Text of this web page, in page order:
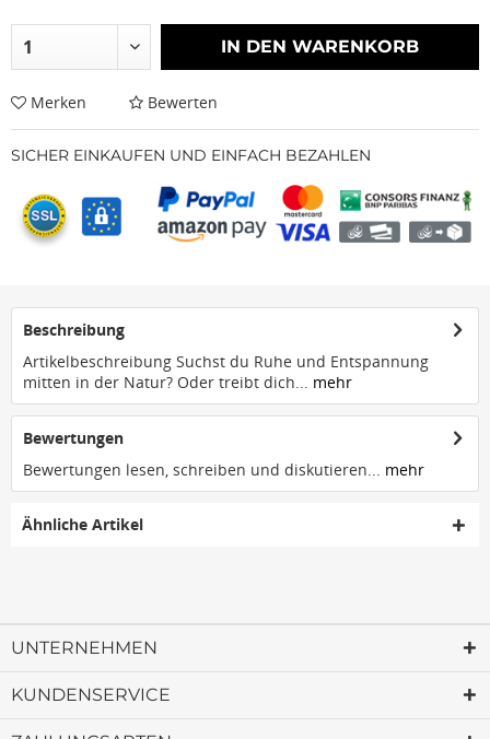
IN DEN WARENKORB
Merken Bewerten
SICHER EINKAUFEN UND EINFACH BEZAHLEN
Beschreibung
Artikelbeschreibung Suchst du Ruhe und Entspannung
mitten in der Natur? Oder treibt dich... mehr
Bewertungen
Bewertungen lesen, schreiben und diskutieren... mehr
Ähnliche Artikel
UNTERNEHMEN
KUNDENSERVICE